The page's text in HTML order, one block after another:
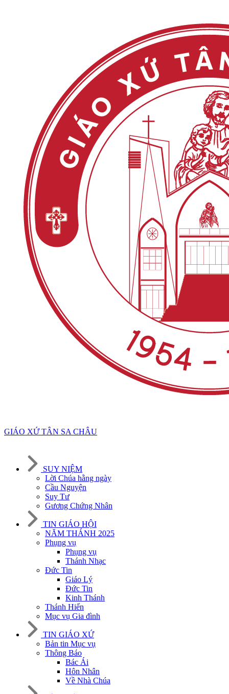
GIÁO XỨ TÂN SA CHÂU
SUY NIỆM
Lời Chúa hằng ngày
Cầu Nguyện
Suy Tư
Gương Chứng Nhân
TIN GIÁO HỘI
NĂM THÁNH 2025
Phụng vụ
Phụng vụ
Thánh Nhạc
Đức Tin
Giáo Lý
Đức Tin
Kinh Thánh
Thánh Hiến
Mục vụ Gia đình
TIN GIÁO XỨ
Bản tin Mục vụ
Thông Báo
Bác Ái
Hôn Nhân
Về Nhà Chúa